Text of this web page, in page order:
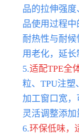
品的拉伸强
品使用过程
耐热性与耐
用老化，延长
5.适配TPE全
粒、TPU注塑
加工窗口宽
灵活调整添加
6.环保低味，